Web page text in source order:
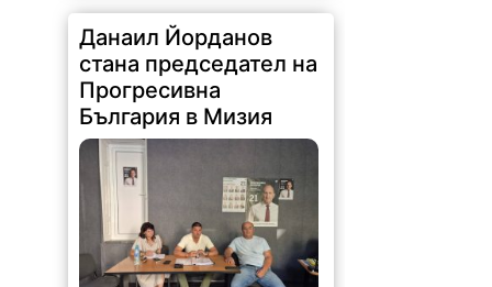
Данаил Йорданов
стана председател на
Прогресивна
България в Мизия